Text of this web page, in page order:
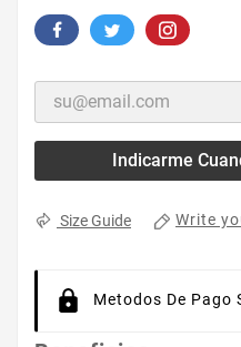
Indicarme
Size Guide Write
Metodos De Pago